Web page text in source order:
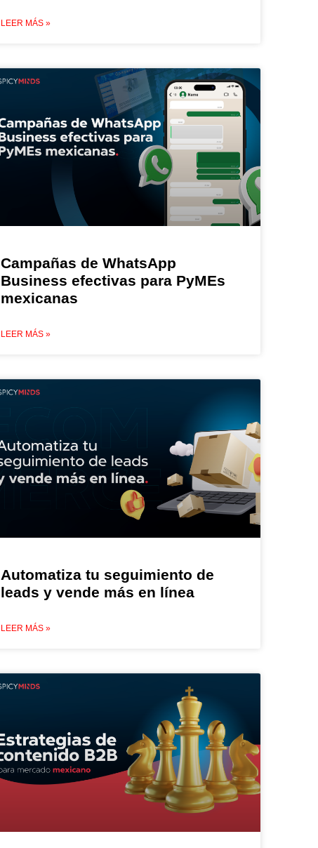
LEER MÁS »
Campañas de WhatsApp
Business efectivas para PyMEs
mexicanas
LEER MÁS »
Automatiza tu seguimiento de
leads y vende más en línea
LEER MÁS »